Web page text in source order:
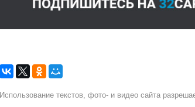
Использование текстов, фото- и видео сайта